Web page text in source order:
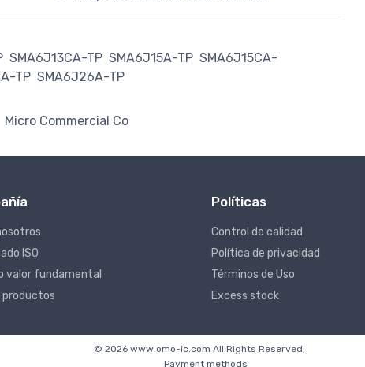
SMA6J13CA-TP SMA6J15A-TP SMA6J15CA-
TP SMA6J26A-TP
Micro Commercial Co
ISO
valor fundamental
productos
Políticas
Control de calidad
Política de privacidad
Términos de Uso
Excess stock
© 2026 www.omo-ic.com All Rights Reserved;